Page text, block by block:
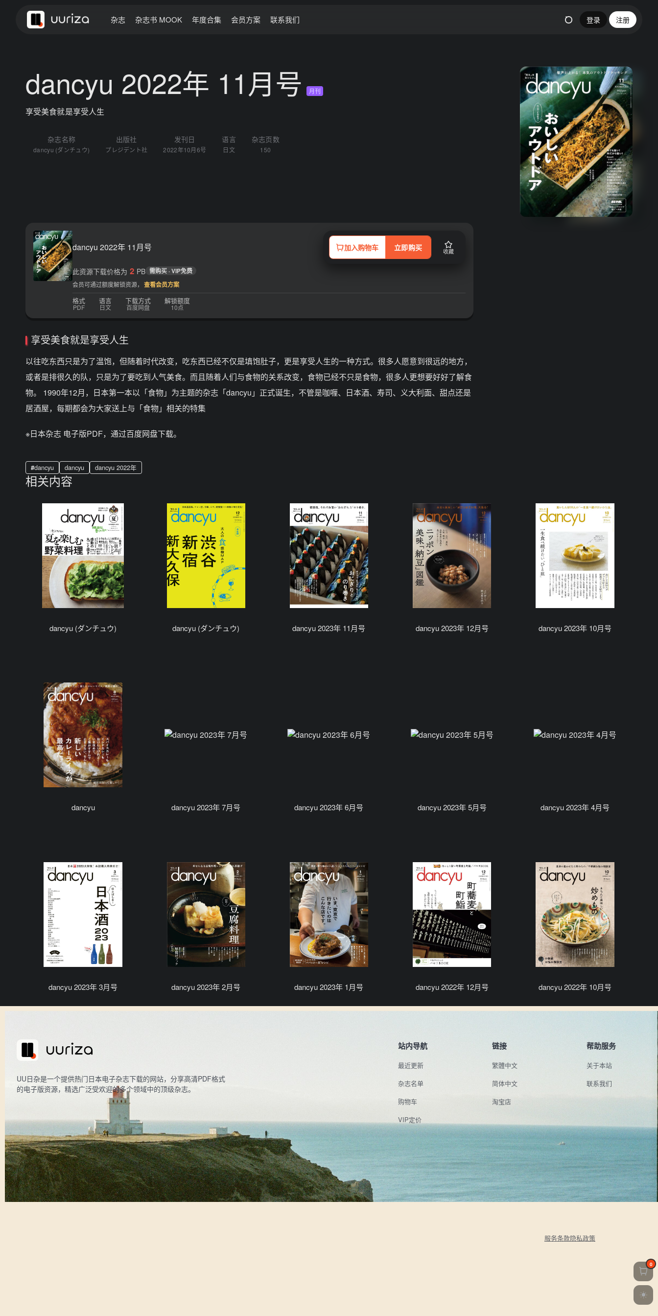
杂志 杂志书 MOOK 年度合集 会员方案 联系我们 登录 注册
dancyu 2022年 11月号 月刊
享受美食就是享受人生
杂志名称
dancyu (ダンチュウ)
出版社
プレジデント社
发刊日
2022年10月6号
语言
日文
杂志页数
150
dancyu 2022年 11月号 加入购物车 立即购买 收藏
此资源下载价格为 2 PB 需购买 · VIP免费
会员可通过额度解锁资源， 查看会员方案
格式
PDF
语言
日文
下载方式
百度网盘
解锁额度
10点
享受美食就是享受人生
以往吃东西只是为了温饱，但随着时代改变，吃东西已经不仅是填饱肚子，更是享受人生的一种方式。很多人愿意到很远的地方，
或者是排很久的队，只是为了要吃到人气美食。而且随着人们与食物的关系改变，食物已经不只是食物，很多人更想要好好了解食
物。 1990年12月，日本第一本以「食物」为主题的杂志「dancyu」正式诞生，不管是咖喱、日本酒、寿司、义大利面、甜点还是
居酒屋，每期都会为大家送上与「食物」相关的特集
※日本杂志 电子版PDF，通过百度网盘下载。
dancyu dancyu dancyu 2022年
相关内容
dancyu (ダンチュウ) dancyu (ダンチュウ) dancyu 2023年 11月号 dancyu 2023年 12月号 dancyu 2023年 10月号
dancyu dancyu 2023年 7月号 dancyu 2023年 6月号 dancyu 2023年 5月号 dancyu 2023年 4月号
dancyu 2023年 3月号 dancyu 2023年 2月号 dancyu 2023年 1月号 dancyu 2022年 12月号 dancyu 2022年 10月号
UU日杂是一个提供热门日本电子杂志下载的网站，分享高清PDF格式
的电子版资源，精选广泛受欢迎的多个领域中的顶级杂志。
站内导航
最近更新
杂志名单
购物车
VIP定价
链接
繁體中文
简体中文
淘宝店
帮助服务
关于本站
联系我们
服务条款隐私政策
0